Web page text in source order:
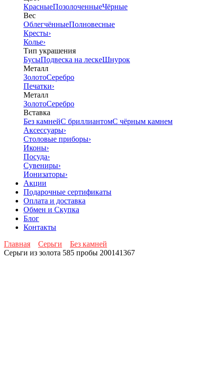
КрасныеПозолоченныеЧёрные
Вес
ОблегчённыеПолновесные
Кресты›
Колье›
Тип украшения
БусыПодвеска на лескеШнурок
Металл
ЗолотоСеребро
Печатки›
Металл
ЗолотоСеребро
Вставка
Без камнейС бриллиантомС чёрным камнем
Аксессуары›
Столовые приборы›
Иконы›
Посуда›
Сувениры›
Ионизаторы›
Акции
Подарочные сертификаты
Оплата и доставка
Обмен и Скупка
Блог
Контакты
Главная
Серьги
Без камней
Серьги из золота 585 пробы 200141367